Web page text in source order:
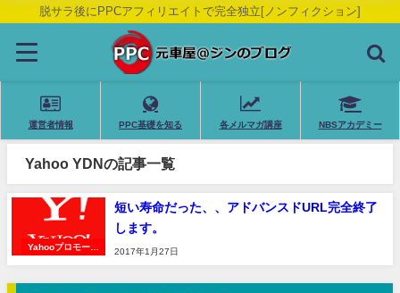
脱サラ後にPPCアフィリエイトで完全独立[ノンフィクション]
運営者情報 PPC基礎を知る 各メルマガ講座 NBSアカデミー
Yahoo YDNの記事一覧
Yahooプロモーシ
短い寿命だった、、アドバンスドURL完全終了
します。
2017年1月27日